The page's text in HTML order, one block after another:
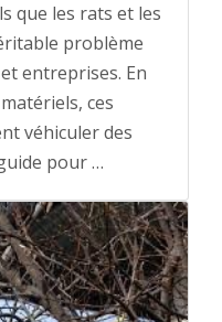
que les rats et les
problème
entreprises. En
ces
véhiculer des
pour …